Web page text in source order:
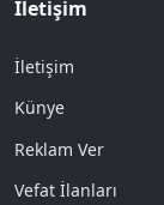
İletişim
İletişim
Künye
Reklam Ver
Vefat İlanları